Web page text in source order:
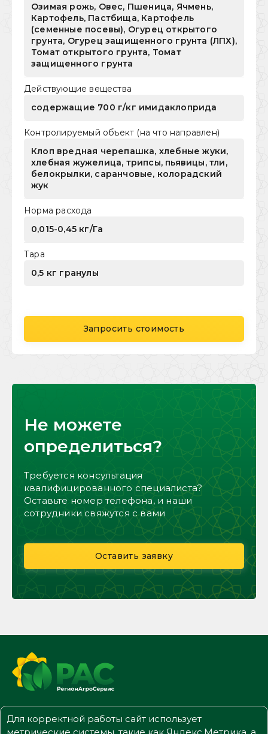
Озимая рожь, Овес, Пшеница, Ячмень,
Картофель, Пастбища, Картофель
(семенные посевы), Огурец открытого
грунта, Огурец защищенного грунта (ЛПХ),
Томат открытого грунта, Томат
защищенного грунта
Действующие вещества
содержащие 700 г/кг имидаклоприда
Контролируемый объект (на что направлен)
Клоп вредная черепашка, хлебные жуки,
хлебная жужелица, трипсы, пьявицы, тли,
белокрылки, саранчовые, колорадский
жук
Норма расхода
0,015-0,45 кг/Га
Тара
0,5 кг гранулы
Запросить стоимость
Не можете
определиться?
Требуется консультация
квалифицированного специалиста?
Оставьте номер телефона, и наши
сотрудники свяжутся с вами
Оставить заявку
Для корректной работы сайт использует
метрические системы, такие как Яндекс.Метрика, а